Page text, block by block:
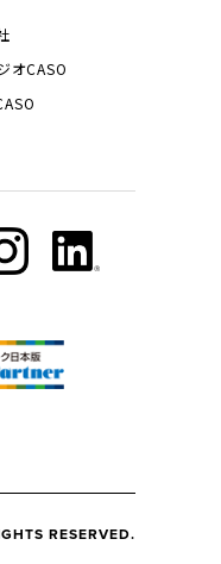
オCASO
RESERVED.